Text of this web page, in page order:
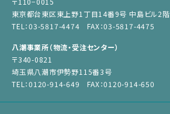
東京都台東区東上野1丁目14番9号 中島ビル2階
TEL：03-5817-4474 FAX：03-5817-4475
八潮事業所（物流・受注センター）
〒340-0821
埼玉県八潮市伊勢野115番3号
TEL：0120-914-649 FAX：0120-914-650